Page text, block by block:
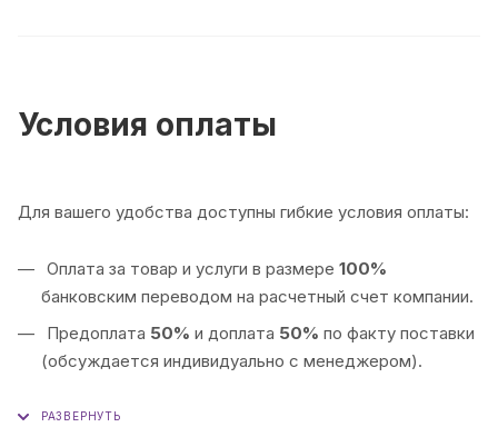
Условия оплаты
Для вашего удобства доступны гибкие условия оплаты:
Оплата за товар и услуги в размере 100%
банковским переводом на расчетный счет компании.
Предоплата 50% и доплата 50% по факту поставки
(обсуждается индивидуально с менеджером).
(обсуждается индивидуально с менеджером).